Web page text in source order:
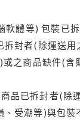
體等) 包裝已
封者(除運送用
之商品缺件(含
品已拆封者(除
受潮等)與包裝